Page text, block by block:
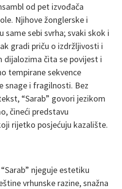
od pet izvođača
Njihove žonglerske i
same sebi svrha; svaki skok i
gradi priču o izdržljivosti i
dijalozima čita se povijest i
tempirane sekvence
snage i fragilnosti. Bez
“Sarab” govori jezikom
čineći predstavu
rijetko posjećuju kazalište.
njeguje estetiku
vrhunske razine, snažna